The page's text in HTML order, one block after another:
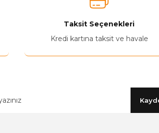
Taksit Seçenekleri
Kredi kartına taksit ve havale